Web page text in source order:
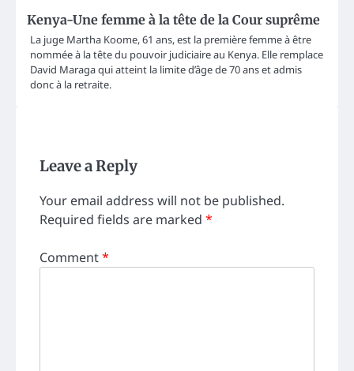
Kenya-Une femme à la tête de la Cour suprême
La juge Martha Koome, 61 ans, est la première femme à être
nommée à la tête du pouvoir judiciaire au Kenya. Elle remplace
David Maraga qui atteint la limite d’âge de 70 ans et admis
donc à la retraite.
Leave a Reply
Your email address will not be published.
Required fields are marked *
Comment*